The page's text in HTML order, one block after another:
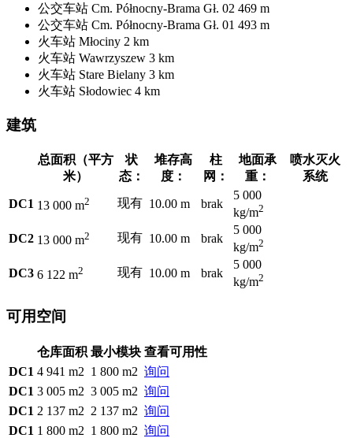
公交车站 Cm. Północny-Brama Gł. 02 469 m
公交车站 Cm. Północny-Brama Gł. 01 493 m
火车站 Młociny 2 km
火车站 Wawrzyszew 3 km
火车站 Stare Bielany 3 km
火车站 Słodowiec 4 km
建筑
总面积（平方
米）
状
态：
堆存高
度：
柱
网：
地面承
重：
喷水灭火
系统
DC1 13 000 m2 现有 10.00 m brak
5 000
kg/m2
DC2 13 000 m2 现有 10.00 m brak
5 000
kg/m2
DC3 6 122 m2 现有 10.00 m brak
5 000
kg/m2
可用空间
仓库面积 最小模块 查看可用性
DC1 4 941 m2 1 800 m2 询问
DC1 3 005 m2 3 005 m2 询问
DC1 2 137 m2 2 137 m2 询问
DC1 1 800 m2 1 800 m2 询问